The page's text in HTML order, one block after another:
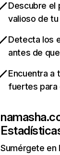
Descubre el
valioso de tu
Detecta los
antes de
Encuentra a
fuertes para
Sumérgete en